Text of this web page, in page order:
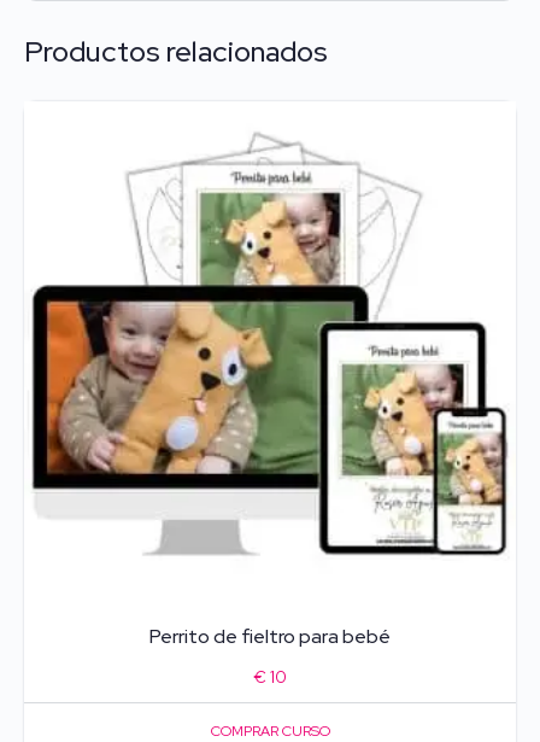
Productos relacionados
Perrito de fieltro para bebé
€ 10
COMPRAR CURSO